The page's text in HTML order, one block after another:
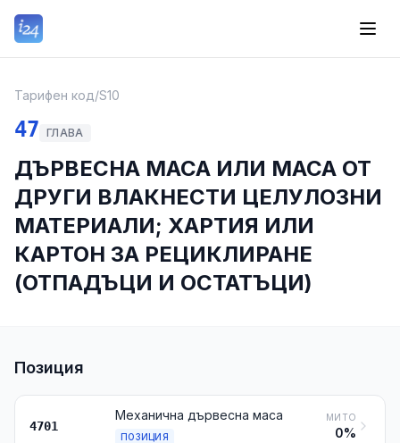
Тарифен код/S10
47 ГЛАВА
ДЪРВЕСНА МАСА ИЛИ МАСА ОТ
ДРУГИ ВЛАКНЕСТИ ЦЕЛУЛОЗНИ
МАТЕРИАЛИ; ХАРТИЯ ИЛИ
КАРТОН ЗА РЕЦИКЛИРАНЕ
(ОТПАДЪЦИ И ОСТАТЪЦИ)
Позиция
4701
Механична дървесна маса
ПОЗИЦИЯ
МИТО
0%